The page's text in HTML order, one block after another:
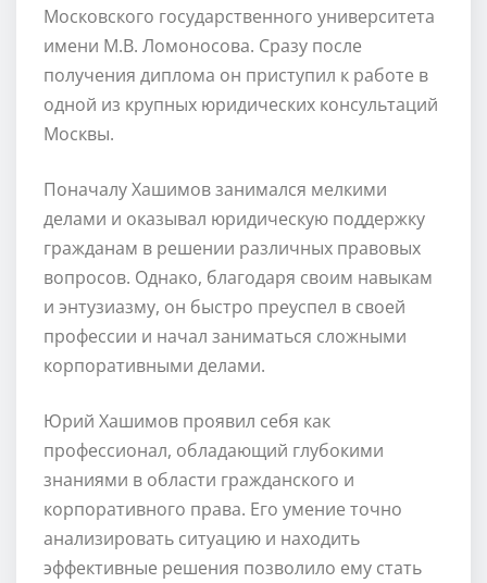
Московского государственного университета
имени М.В. Ломоносова. Сразу после
получения диплома он приступил к работе в
одной из крупных юридических консультаций
Москвы.
Поначалу Хашимов занимался мелкими
делами и оказывал юридическую поддержку
гражданам в решении различных правовых
вопросов. Однако, благодаря своим навыкам
и энтузиазму, он быстро преуспел в своей
профессии и начал заниматься сложными
корпоративными делами.
Юрий Хашимов проявил себя как
профессионал, обладающий глубокими
знаниями в области гражданского и
корпоративного права. Его умение точно
анализировать ситуацию и находить
эффективные решения позволило ему стать